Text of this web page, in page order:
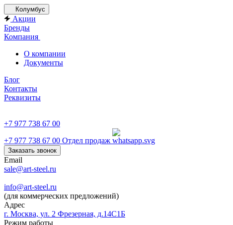
Колумбус
Акции
Бренды
Компания
О компании
Документы
Блог
Контакты
Реквизиты
+7 977 738 67 00
+7 977 738 67 00 Отдел продаж
Заказать звонок
Email
sale@art-steel.ru
info@art-steel.ru
(для коммерческих предложений)
Адрес
г. Москва, ул. 2 Фрезерная, д.14С1Б
Режим работы